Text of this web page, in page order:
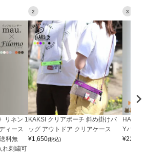
リネン 1
ィース
料無
れ刺繍可
2
KAKSI クリアポーチ 斜め掛けバ
ッグ アウトドア クリアケース
¥1,650(税込)
3
Yバッグ
¥22,000